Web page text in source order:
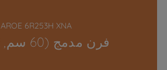
AROE 6R253H XNA
فرن مدمج (60 سم, 72 لتر)